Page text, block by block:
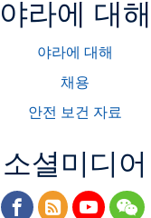
야라에 대해
야라에 대해
채용
안전 보건 자료
소셜미디어
facebook
rss youtubewechat